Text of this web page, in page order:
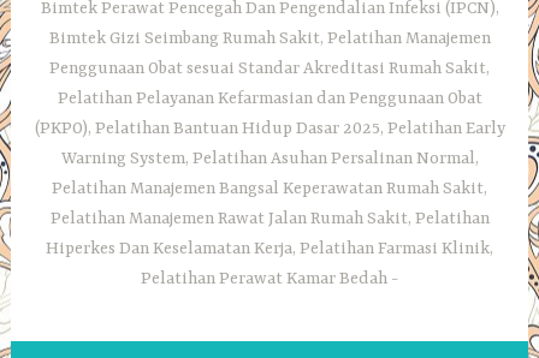
Bimtek Perawat Pencegah Dan Pengendalian Infeksi (IPCN),
Bimtek Gizi Seimbang Rumah Sakit, Pelatihan Manajemen
Penggunaan Obat sesuai Standar Akreditasi Rumah Sakit,
Pelatihan Pelayanan Kefarmasian dan Penggunaan Obat
(PKPO), Pelatihan Bantuan Hidup Dasar 2025, Pelatihan Early
Warning System, Pelatihan Asuhan Persalinan Normal,
Pelatihan Manajemen Bangsal Keperawatan Rumah Sakit,
Pelatihan Manajemen Rawat Jalan Rumah Sakit, Pelatihan
Hiperkes Dan Keselamatan Kerja, Pelatihan Farmasi Klinik,
Pelatihan Perawat Kamar Bedah